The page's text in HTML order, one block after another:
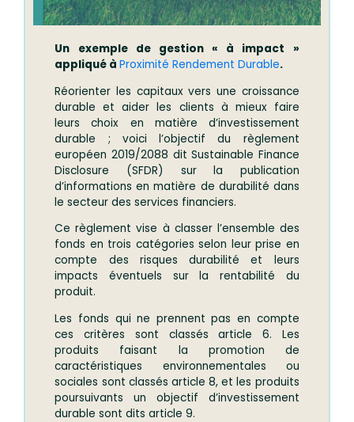
Un exemple de gestion « à impact »
appliqué àProximité Rendement Durable.
Réorienter les capitaux vers une croissance
durable et aider les clients à mieux faire
leurs choix en matière d’investissement
durable ; voici l’objectif du règlement
européen 2019/2088 dit Sustainable Finance
Disclosure (SFDR) sur la publication
d’informations en matière de durabilité dans
le secteur des services financiers.
Ce règlement vise à classer l’ensemble des
fonds en trois catégories selon leur prise en
compte des risques durabilité et leurs
impacts éventuels sur la rentabilité du
produit.
Les fonds qui ne prennent pas en compte
ces critères sont classés article 6. Les
produits faisant la promotion de
caractéristiques environnementales ou
sociales sont classés article 8, et les produits
poursuivants un objectif d’investissement
durable sont dits article 9.